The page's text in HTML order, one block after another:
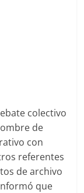
colectivo
de
con
referentes
de archivo
que